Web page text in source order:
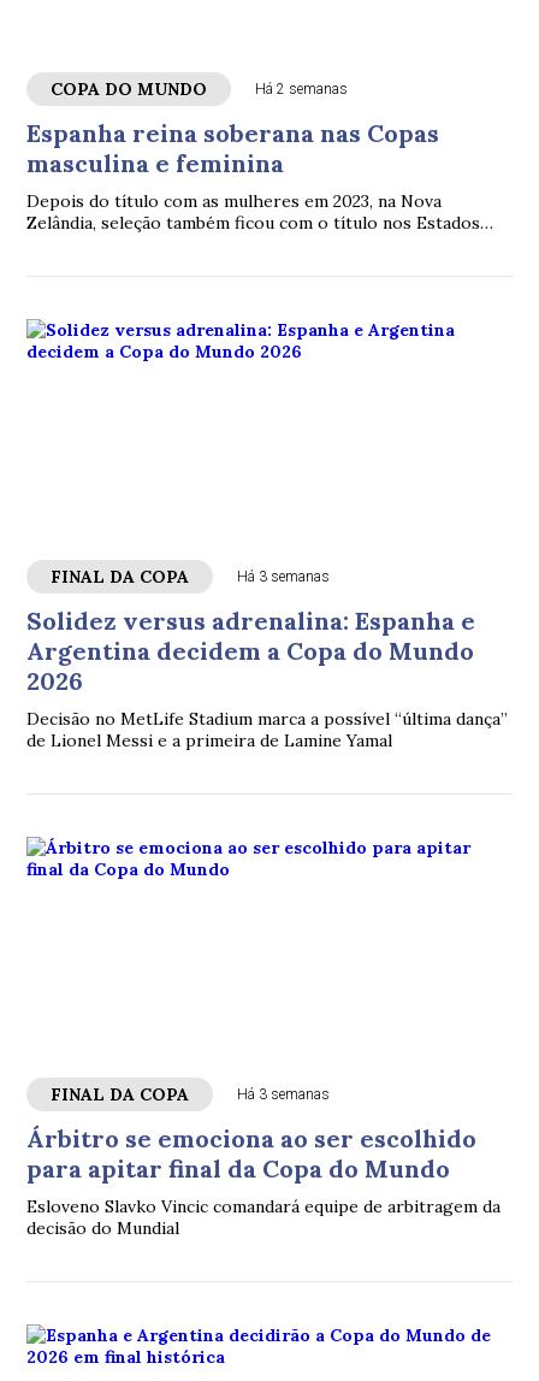
COPA DO MUNDO Há 2 semanas
Espanha reina soberana nas Copas
masculina e feminina
Depois do título com as mulheres em 2023, na Nova
Zelândia, seleção também ficou com o título nos Estados
FINAL DA COPA Há 3 semanas
Solidez versus adrenalina: Espanha e
Argentina decidem a Copa do Mundo
2026
Decisão no MetLife Stadium marca a possível “última dança”
de Lionel Messi e a primeira de Lamine Yamal
FINAL DA COPA Há 3 semanas
Árbitro se emociona ao ser escolhido
para apitar final da Copa do Mundo
Esloveno Slavko Vincic comandará equipe de arbitragem da
decisão do Mundial